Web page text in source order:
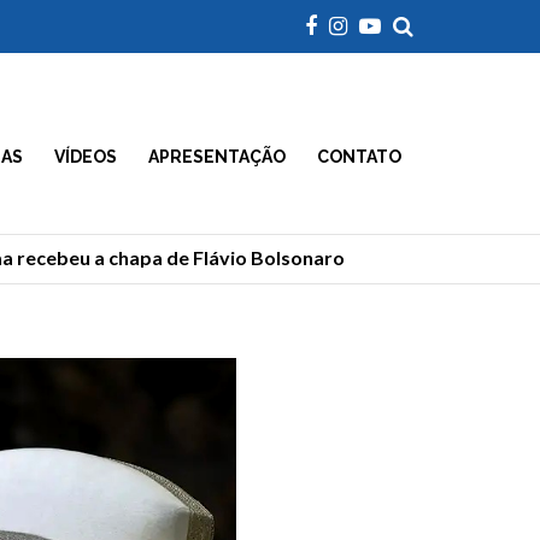
VÍDEOS APRESENTAÇÃO CONTATO
a chapa de Flávio Bolsonaro